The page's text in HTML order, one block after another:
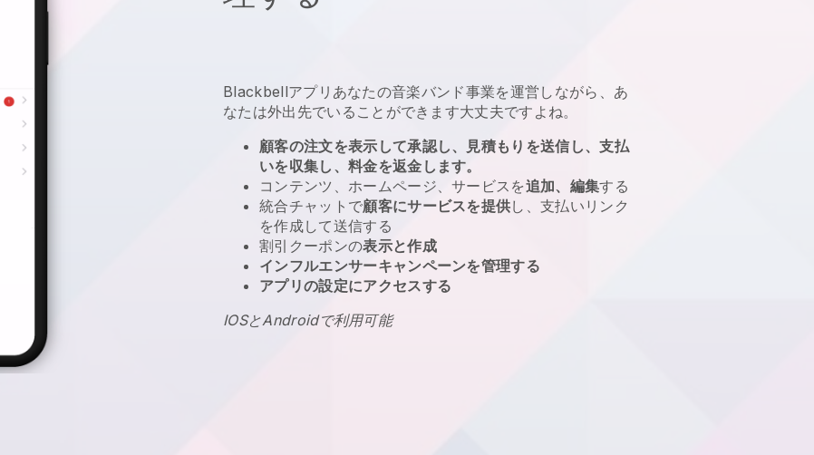
Blackbellアプリ あなたの音楽バンド事業を運営しながら、あ
なたは外出先でいることができます大丈夫ですよね。
顧客の注文を表示して承認し、見積もりを送信し、支払
いを収集し、料金を返金します。
コンテンツ、ホームページ、サービスを追加、編集する
統合チャットで顧客にサービスを提供し、支払いリンク
を作成して送信する
割引クーポンの表示と作成
インフルエンサーキャンペーンを管理する
アプリの設定にアクセスする
IOSとAndroidで利用可能